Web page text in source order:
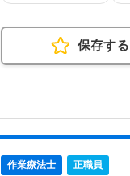
保存する
作業療法士 正職員